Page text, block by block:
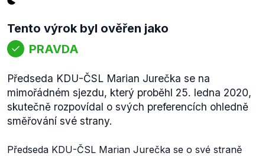
Tento výrok byl ověřen jako
PRAVDA
Předseda KDU-ČSL Marian Jurečka se na
mimořádném sjezdu, který proběhl 25. ledna 2020,
skutečně rozpovídal o svých preferencích ohledně
směřování své strany.
Předseda KDU-ČSL Marian Jurečka se o své straně